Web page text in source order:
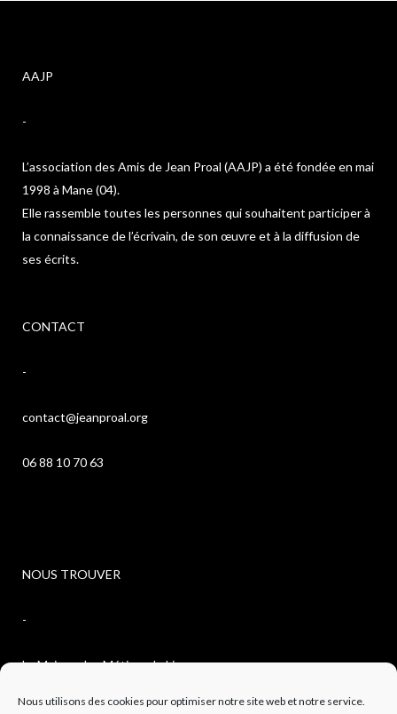
Nous utilisons des cookies pour optimiser notre site web et notre service.
AAJP
-
L’association des Amis de Jean Proal (AAJP) a été fondée en mai
1998 à Mane (04).
Elle rassemble toutes les personnes qui souhaitent participer à
la connaissance de l’écrivain, de son œuvre et à la diffusion de
ses écrits.
CONTACT
-
contact@jeanproal.org
06 88 10 70 63
NOUS TROUVER
-
La Maison des Métiers du Livre
4, avenue de l’observatoire